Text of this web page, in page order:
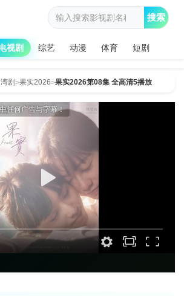
视剧 综艺 动漫 体育 短剧
搜索
剧>果实2026>果实2026第08集 全高清5播放
任何广告与字幕！